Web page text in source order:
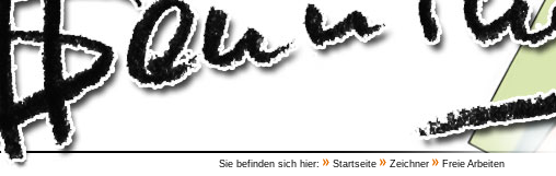
Sie befinden sich hier: Startseite Zeichner Freie Arbeiten